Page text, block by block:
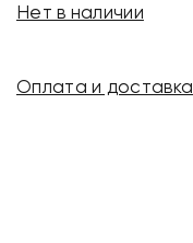
Нет в наличии
Оплата и доставка